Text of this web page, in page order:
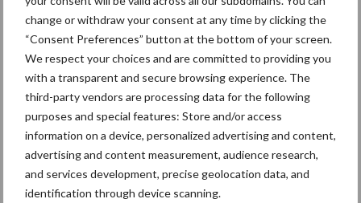
change or withdraw your consent at any time by clicking the
“Consent Preferences” button at the bottom of your screen.
We respect your choices and are committed to providing you
with a transparent and secure browsing experience. The
third-party vendors are processing data for the following
purposes and special features: Store and/or access
information on a device, personalized advertising and content,
advertising and content measurement, audience research,
and services development, precise geolocation data, and
identification through device scanning.
Primaire
Sidebar
Recent nieuws Partner nieuws
30 dec
Hervorming flexibele
arbeidscontracten kent mitsen en
maren
Toon meer